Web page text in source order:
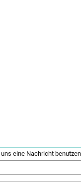
eine Nachricht